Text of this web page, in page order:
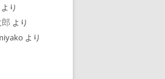
より
より
より